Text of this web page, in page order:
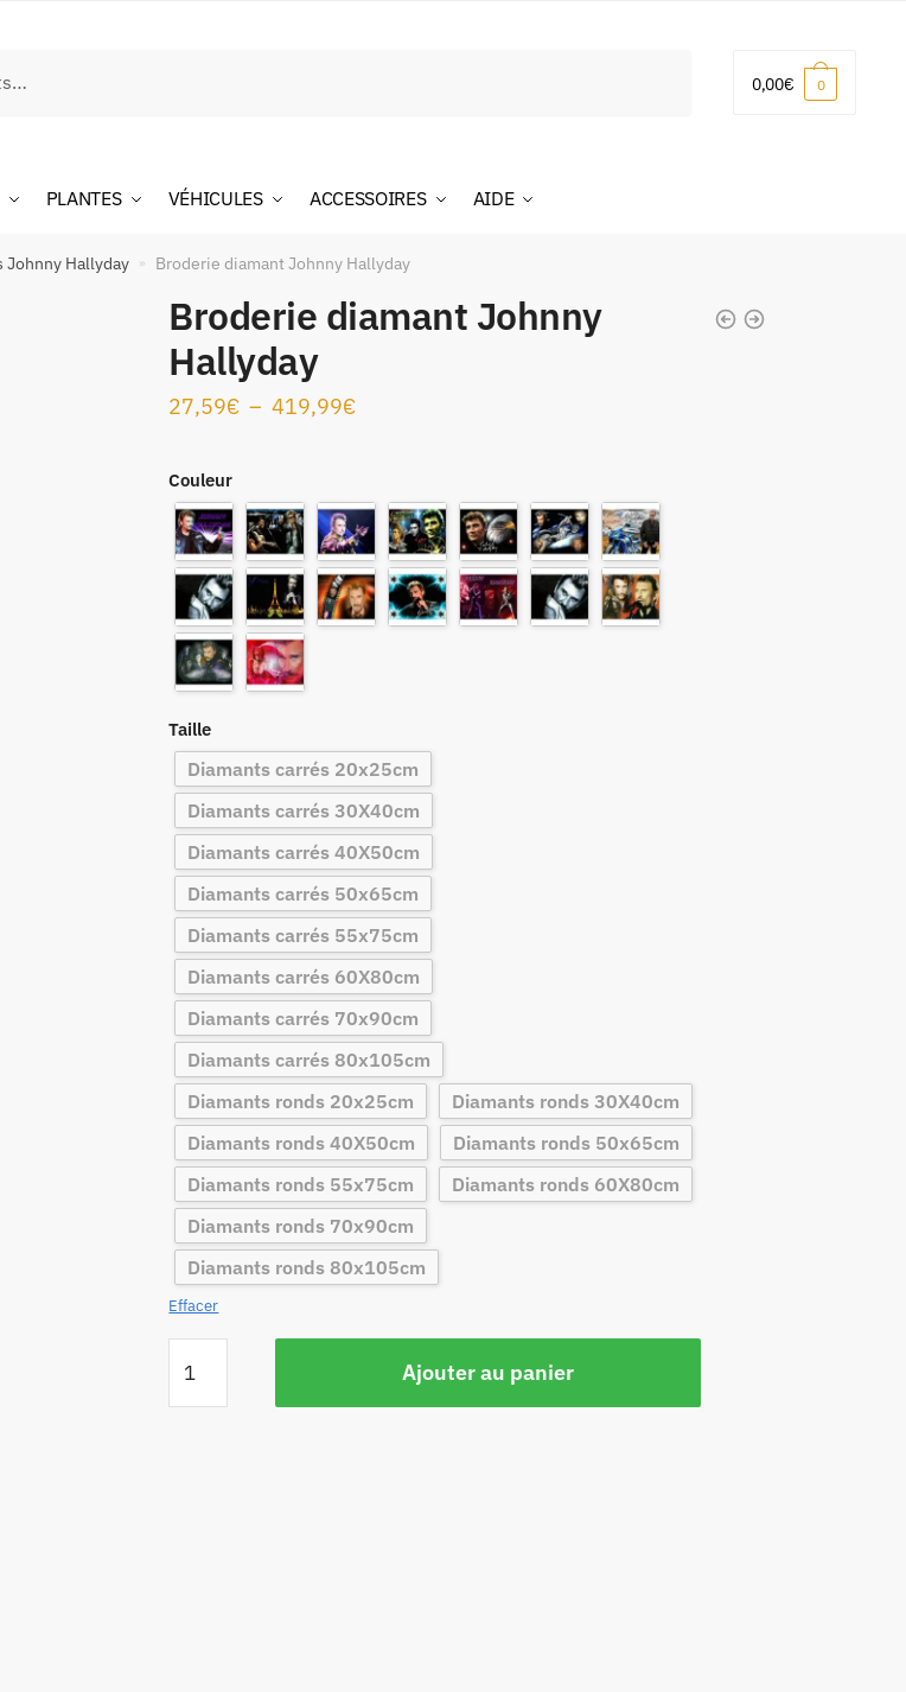
0,00€ 0
PLANTES VÉHICULES ACCESSOIRES AIDE
Johnny Hallyday » Broderie diamant Johnny Hallyday
Broderie diamant Johnny
Hallyday
27,59€ – 419,99€
Couleur
Taille
Diamants carrés 20x25cm
Diamants carrés 30X40cm
Diamants carrés 40X50cm
Diamants carrés 50x65cm
Diamants carrés 55x75cm
Diamants carrés 60X80cm
Diamants carrés 70x90cm
Diamants carrés 80x105cm
Diamants ronds 20x25cm
Diamants ronds 30X40cm
Diamants ronds 40X50cm
Diamants ronds 50x65cm
Diamants ronds 55x75cm
Diamants ronds 60X80cm
Diamants ronds 70x90cm
Diamants ronds 80x105cm
Effacer
Ajouter au panier